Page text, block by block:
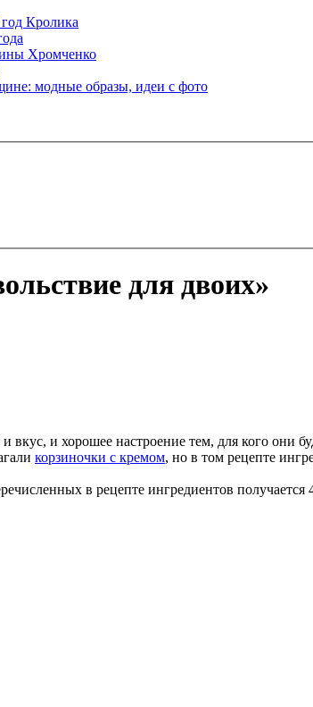
Кролика
Хромченко
модные образы, идеи с фото
для двоих»
вкус, и хорошее настроение тем, для кого
корзиночки с кремом, но в том рецепте
в рецепте ингредиентов